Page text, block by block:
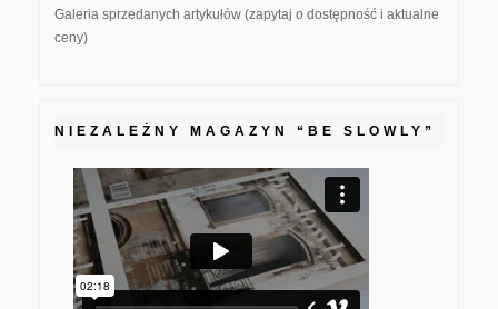
Galeria sprzedanych artykułów (zapytaj o dostępność i aktualne
ceny)
NIEZALEŻNY MAGAZYN “BE SLOWLY”